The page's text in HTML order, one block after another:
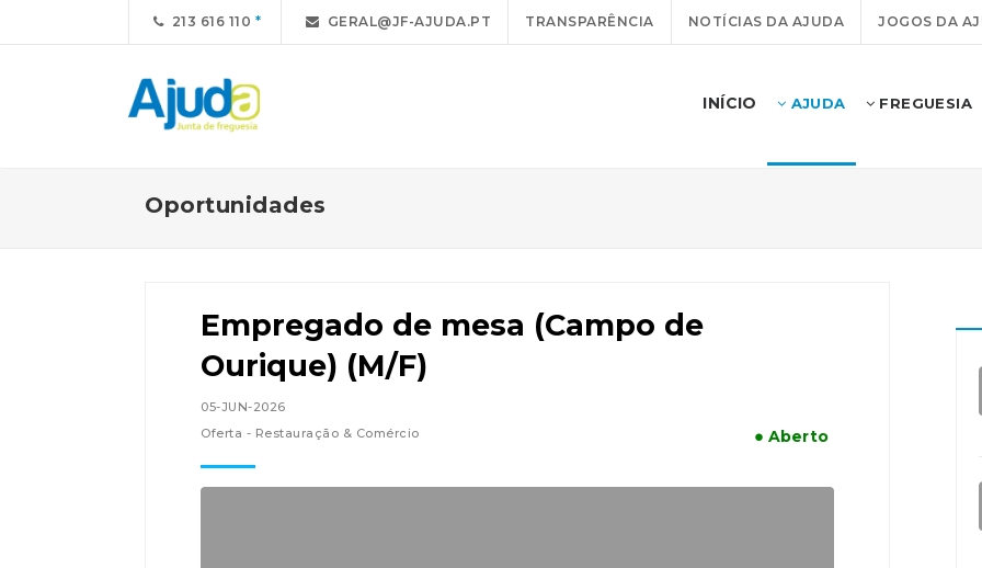
213 616 110 GERAL@JF-AJUDA.PT TRANSPARÊNCIA NOTÍCIAS DA AJUDA JOGOS DA
INÍCIO AJUDA FREGUESIA
Oportunidades
Empregado de mesa (Campo de
Ourique) (M/F)
05-JUN-2026
Oferta - Restauração & Comércio
● Aberto